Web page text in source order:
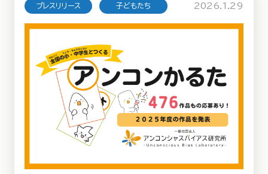
プレスリリース 子どもたち 2026.1.29